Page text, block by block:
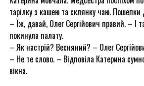
тарілку з кашею та склянку чаю. Пошепки
– Їж, давай, Олег Сергійович правий. – І
покинула палату.
– Як настрій? Весняний? – Олег
– Не те слово. – Відповіла Катерина
вікна.